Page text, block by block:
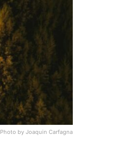
Photo by Joaquin Carfagna